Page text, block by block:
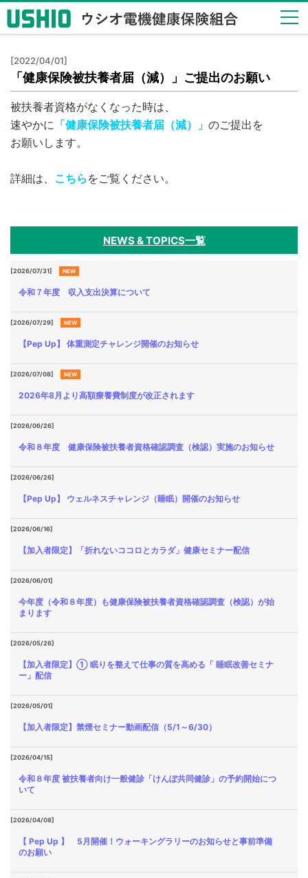
健保
のし
くみ
Insurance
System
の給
付
事業
Health
各種
手続
き
書一
Application
よく
ある
質問
FAQ
[2022/04/01]
「健康保険被扶養者届（減）」ご提出のお願い
被扶養者資格がなくなった時は、
速やかに 「健康保険被扶養者届（減）」 のご提出を
お願いします。
詳細は、 こちら をご覧ください。
NEWS & TOPICS一覧
[2026/07/31] NEW
令和７年度 収入支出決算について
[2026/07/29] NEW
【Pep Up】 体重測定チャレンジ開催のお知らせ
[2026/07/08] NEW
2026年8月より高額療養費制度が改正されます
[2026/06/26]
令和８年度 健康保険被扶養者資格確認調査（検認）実施のお知らせ
[2026/06/26]
【Pep Up】 ウェルネスチャレンジ（睡眠）開催のお知らせ
[2026/06/16]
【加入者限定】「折れないココロとカラダ」健康セミナー配信
[2026/06/01]
今年度（令和８年度）も健康保険被扶養者資格確認調査（検認）が始
まります
[2026/05/26]
【加入者限定】① 眠りを整えて仕事の質を高める「 睡眠改善セミナ
ー」配信
[2026/05/01]
【加入者限定】禁煙セミナー動画配信（5/1～6/30）
[2026/04/15]
令和８年度 被扶養者向け一般健診「けんぽ共同健診」の予約開始につ
いて
[2026/04/08]
【 Pep Up 】 5月開催！ウォーキングラリーのお知らせと事前準備
のお願い